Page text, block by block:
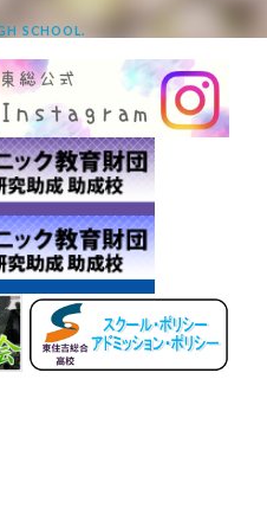
SCHOOL.